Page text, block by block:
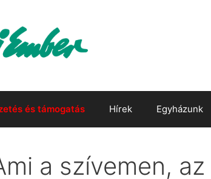
és támogatás Hírek Egyházunk
a szívemen,